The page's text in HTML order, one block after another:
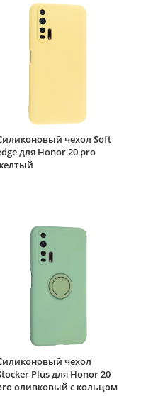
чехол Soft
для Honor 20 pro
чехол
Plus для Honor 20
оливковый с кольцом